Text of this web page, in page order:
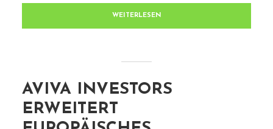
WEITERLESEN
AVIVA INVESTORS
ERWEITERT